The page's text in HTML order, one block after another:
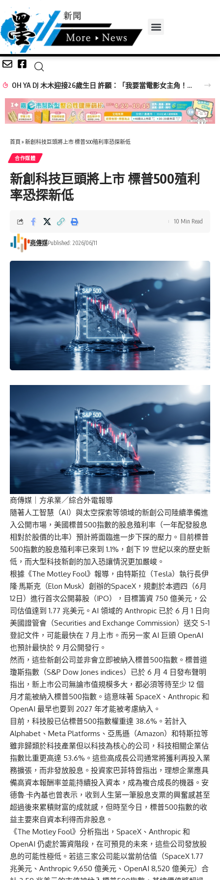
OH YA DJ 木木迎接26歲生日 許願：「我要當電影女主角！」
首頁 » 新創科技巨頭將上市 標普500殖利率恐探新低
合作媒體
新創科技巨頭將上市 標普500殖利
率恐探新低
商傳媒Published: 2026/06/11
10 Min Read
商傳媒 ｜方承業／綜合外電報導
隨著人工智慧（AI）與太空探索等領域的新創公司陸續準備進
入公開市場，美國標普500指數的股息殖利率（一年配發股息
相對於股價的比率）預計將面臨進一步下探的壓力。目前標普
500指數的股息殖利率已來到 1.1%，創下 19 世紀以來的歷史新
低，而大型科技新創的加入恐讓情況更加嚴峻。
根據《The Motley Fool》報導，由特斯拉（Tesla）執行長伊
隆·馬斯克（Elon Musk）創辦的SpaceX，規劃於本週四（6月
12日）進行首次公開募股（IPO），目標籌資 750 億美元，公
司估值達到 1.77 兆美元。AI 領域的 Anthropic 已於 6 月 1 日向
美國證管會（Securities and Exchange Commission）送交 S-1
登記文件，可能最快在 7 月上市。而另一家 AI 巨頭 OpenAI
也預計最快於 9 月公開發行。
然而，這些新創公司並非會立即被納入標普500指數。標普道
瓊斯指數（S&P Dow Jones indices）已於 6 月 4 日發布聲明
指出，新上市公司無論市值規模多大，都必須等待至少 12 個
月才能被納入標普500指數。這意味著 SpaceX、Anthropic 和
OpenAI 最早也要到 2027 年才能被考慮納入。
目前，科技股已佔標普500指數權重達 38.6%。若計入
Alphabet、Meta Platforms、亞馬遜（Amazon）和特斯拉等
雖非歸類於科技產業但以科技為核心的公司，科技相關企業佔
指數比重更高達 53.6%。這些高成長公司通常將獲利再投入業
務擴張，而非發放股息。投資家巴菲特曾指出，理想企業應具
備高資本報酬率並能持續投入資本，成為複合成長的機器。安
德魯·卡內基也曾表示，收到人生第一筆股息支票的興奮感甚至
超過後來累積財富的成就感，但時至今日，標普500指數的收
益主要來自資本利得而非股息。
《The Motley Fool》分析指出，SpaceX、Anthropic 和
OpenAI 仍處於籌資階段，在可預見的未來，這些公司發放股
息的可能性極低。若這三家公司能以當前估值（SpaceX 1.77
兆美元、Anthropic 9,650 億美元、OpenAI 8,520 億美元）合